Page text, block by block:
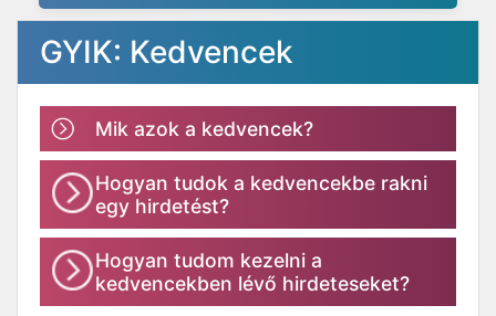
GYIK: Kedvencek
Mik azok a kedvencek?
Hogyan tudok a kedvencekbe rakni
egy hirdetést?
Hogyan tudom kezelni a
kedvencekben lévő hirdeteseket?